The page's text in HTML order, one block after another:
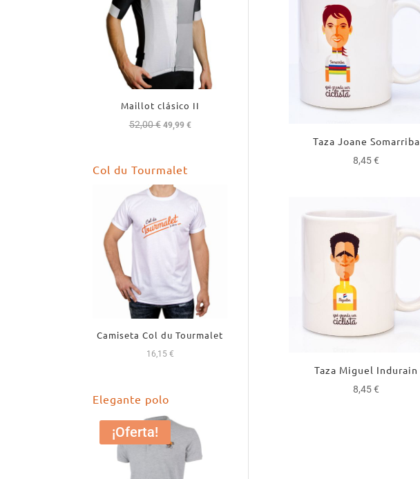
Taza Joane Somarriba
8,45€
Taza Miguel Indurain
8,45€
Maillot clásico II
52,00€ El
era:
52,00 €.
49,99 €El
Col du Tourmalet
Camiseta Col du Tourmalet
16,15 €
Elegante polo
¡Oferta!